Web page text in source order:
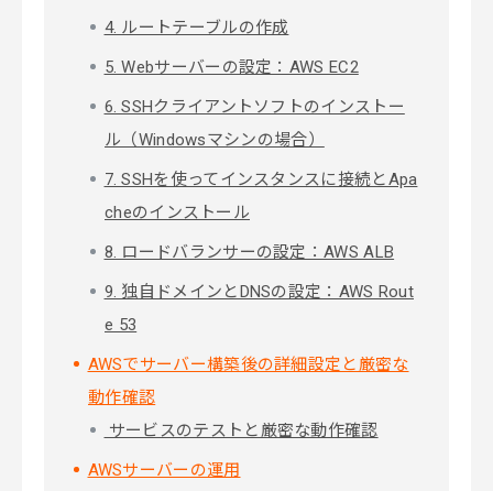
4. ルートテーブルの作成
5. Webサーバーの設定：AWS EC2
6. SSHクライアントソフトのインストー
ル（Windowsマシンの場合）
7. SSHを使ってインスタンスに接続とApa
cheのインストール
8. ロードバランサーの設定：AWS ALB
9. 独自ドメインとDNSの設定：AWS Rout
e 53
AWSでサーバー構築後の詳細設定と厳密な
動作確認
サービスのテストと厳密な動作確認
AWSサーバーの運用